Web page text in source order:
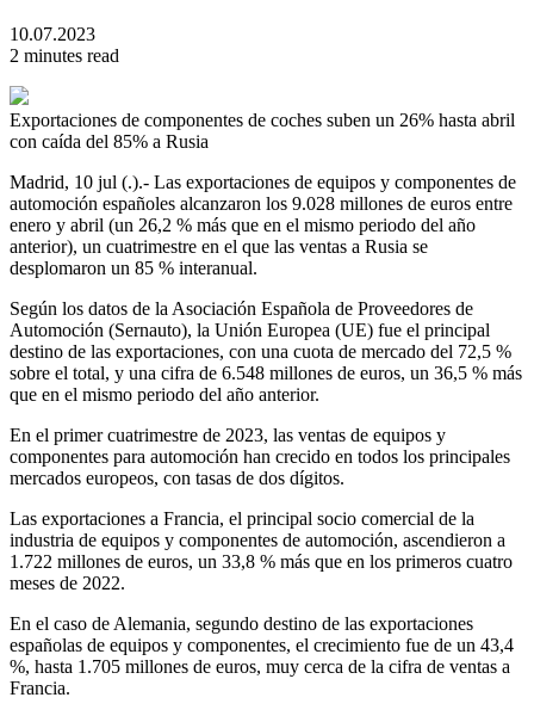
10.07.2023
2 minutes read
Exportaciones de componentes de coches suben un 26% hasta abril
con caída del 85% a Rusia
Madrid, 10 jul (.).- Las exportaciones de equipos y componentes de
automoción españoles alcanzaron los 9.028 millones de euros entre
enero y abril (un 26,2 % más que en el mismo periodo del año
anterior), un cuatrimestre en el que las ventas a Rusia se
desplomaron un 85 % interanual.
Según los datos de la Asociación Española de Proveedores de
Automoción (Sernauto), la Unión Europea (UE) fue el principal
destino de las exportaciones, con una cuota de mercado del 72,5 %
sobre el total, y una cifra de 6.548 millones de euros, un 36,5 % más
que en el mismo periodo del año anterior.
En el primer cuatrimestre de 2023, las ventas de equipos y
componentes para automoción han crecido en todos los principales
mercados europeos, con tasas de dos dígitos.
Las exportaciones a Francia, el principal socio comercial de la
industria de equipos y componentes de automoción, ascendieron a
1.722 millones de euros, un 33,8 % más que en los primeros cuatro
meses de 2022.
En el caso de Alemania, segundo destino de las exportaciones
españolas de equipos y componentes, el crecimiento fue de un 43,4
%, hasta 1.705 millones de euros, muy cerca de la cifra de ventas a
Francia.